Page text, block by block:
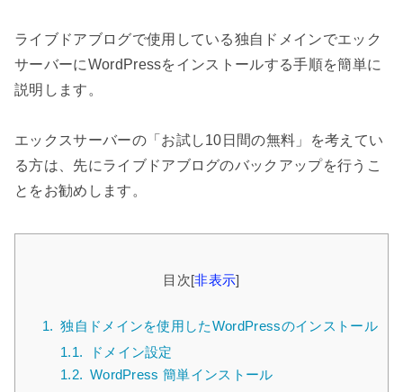
ライブドアブログで使用している独自ドメインでエック
サーバーにWordPressをインストールする手順を簡単に
説明します。
エックスサーバーの「お試し10日間の無料」を考えてい
る方は、先にライブドアブログのバックアップを行うこ
とをお勧めします。
目次[非表示]
1. 独自ドメインを使用したWordPressのインストール
1.1.
ドメイン設定
1.2. WordPress 簡単インストール